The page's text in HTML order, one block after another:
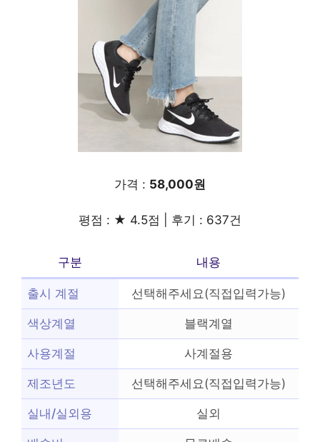
가격 : 58,000원
평점 : ★ 4.5점 | 후기 : 637건
구분 내용
출시 계절 선택해주세요(직접입력가능)
색상계열 블랙계열
사용계절 사계절용
제조년도 선택해주세요(직접입력가능)
실내/실외용 실외